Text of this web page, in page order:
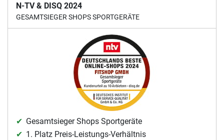
N-TV & DISQ 2024
GESAMTSIEGER SHOPS SPORTGERÄTE
Gesamtsieger Shops Sportgeräte
1. Platz Preis-Leistungs-Verhältnis